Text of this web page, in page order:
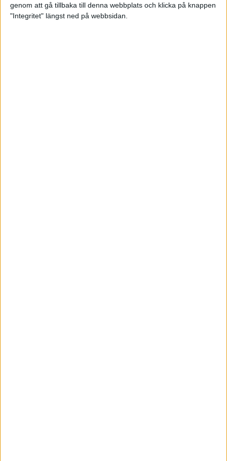
genom att gå tillbaka till denna webbplats och klicka på knappen
"Integritet" längst ned på webbsidan.